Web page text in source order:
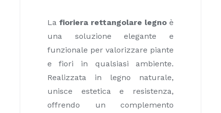
La fioriera rettangolare legno è
una soluzione elegante e
funzionale per valorizzare piante
e fiori in qualsiasi ambiente.
Realizzata in legno naturale,
unisce estetica e resistenza,
offrendo un complemento